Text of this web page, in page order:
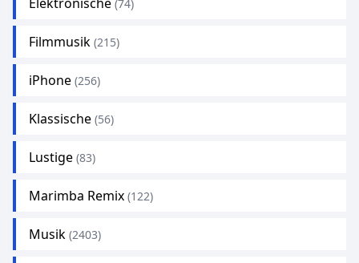
(74)
Filmmusik (215)
iPhone (256)
Klassische (56)
Lustige (83)
Marimba Remix (122)
Musik (2403)